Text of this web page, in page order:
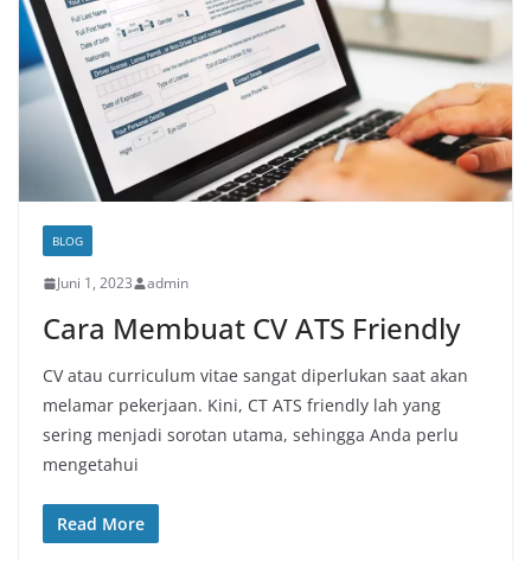
BLOG
Juni 1, 2023 admin
Cara Membuat CV ATS Friendly
CV atau curriculum vitae sangat diperlukan saat akan
melamar pekerjaan. Kini, CT ATS friendly lah yang
sering menjadi sorotan utama, sehingga Anda perlu
mengetahui
Read More